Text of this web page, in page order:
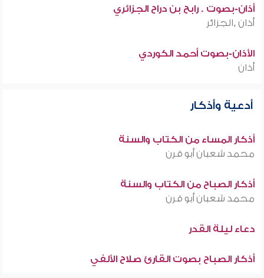
أذان-بصوت . رابح بن دراح الجزائري
أذان ,الجزائر
الأذان-بصوت أحمد الكوردي
أذان
أدعية وأذكار
أذكار المساء من الكتاب والسنة
محمد شعبان أبو قرن
أذكار الصباح من الكتاب والسنة
محمد شعبان أبو قرن
دعاء ليلة القدر
أذكار الصباح بصوت القارئ صلاح الألفي